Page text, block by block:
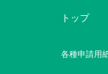
トップ
各種申請用